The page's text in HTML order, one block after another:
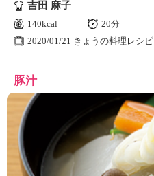
吉田 麻子
140kcal
20分
2020/01/21 きょうの料理レシピ
豚汁